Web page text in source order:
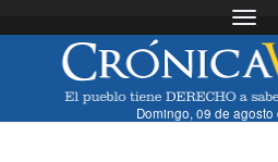
Domingo, 09 de agosto